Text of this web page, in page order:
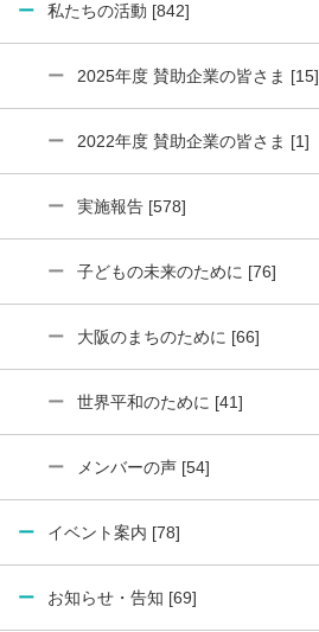
私たちの活動 [842]
2025年度 賛助企業の皆さま [15]
2022年度 賛助企業の皆さま [1]
実施報告 [578]
子どもの未来のために [76]
大阪のまちのために [66]
世界平和のために [41]
メンバーの声 [54]
イベント案内 [78]
お知らせ・告知 [69]